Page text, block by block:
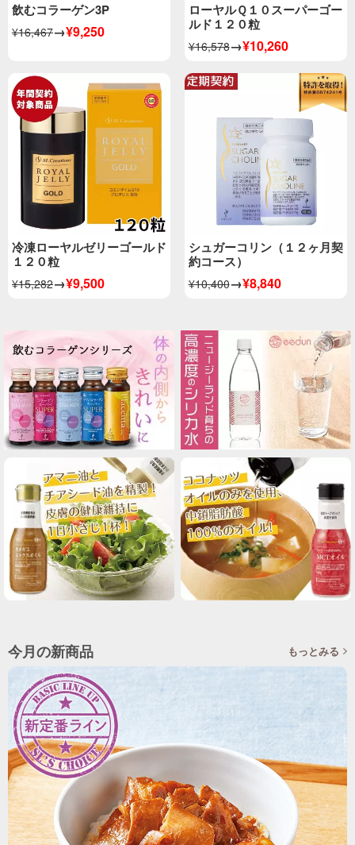
飲むコラーゲン3P
¥16,467→¥9,250
ローヤルＱ１０スーパーゴー
ルド１２０粒
¥16,578→¥10,260
冷凍ローヤルゼリーゴールド
１２０粒
¥15,282→¥9,500
シュガーコリン（１２ヶ月契
約コース）
¥10,400→¥8,840
今月の新商品 もっとみる